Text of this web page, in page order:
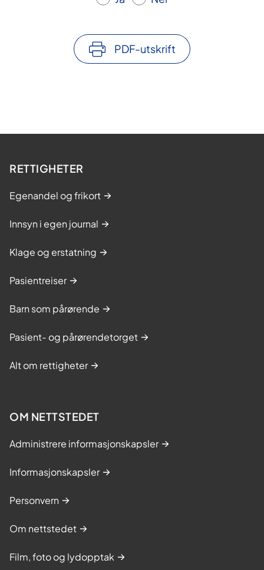
PDF-utskrift
RETTIGHETER
Egenandel og frikort
Innsyn i egen journal
Klage og erstatning
Pasientreiser
Barn som pårørende
Pasient- og pårørendetorget
Alt om rettigheter
OM NETTSTEDET
Administrere informasjonskapsler
Informasjonskapsler
Personvern
Om nettstedet
Film, foto og lydopptak